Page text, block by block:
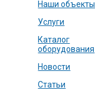
Наши объекты
Услуги
Каталог
оборудования
Новости
Статьи